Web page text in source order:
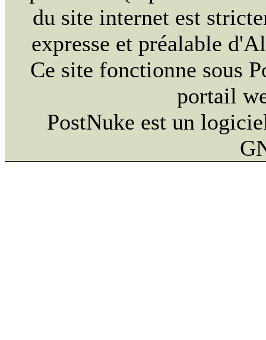
du site internet est
expresse et préalable
Ce site fonctionne sous
portail
PostNuke est un